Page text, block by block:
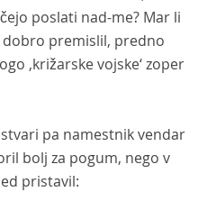
poslati nad-me? Mar li
dobro premislil, predno
‚križarske vojske‘ zoper
pa namestnik vendar
bolj za pogum, nego v
pristavil: